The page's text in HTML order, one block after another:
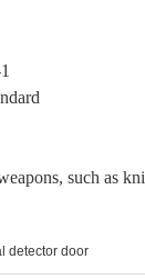
such as
detector door